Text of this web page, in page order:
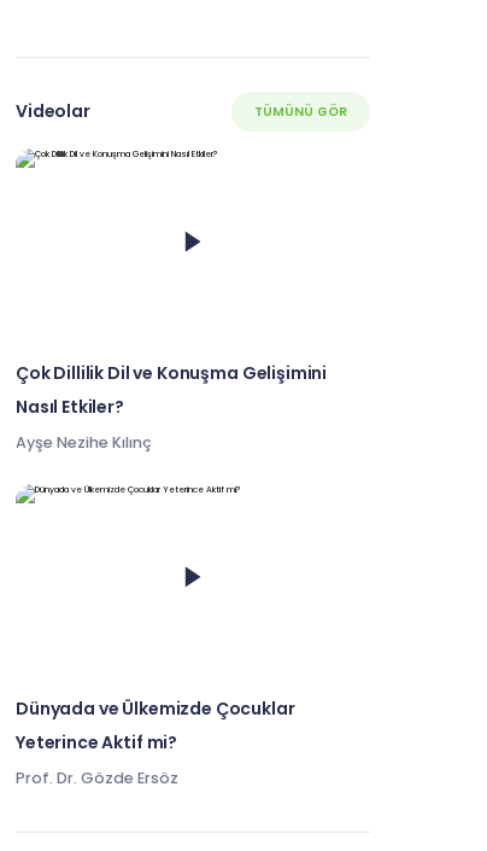
Videolar TÜMÜNÜ GÖR
Çok Dillilik Dil ve Konuşma Gelişimini
Nasıl Etkiler?
Ayşe Nezihe Kılınç
Dünyada ve Ülkemizde Çocuklar
Yeterince Aktif mi?
Prof. Dr. Gözde Ersöz